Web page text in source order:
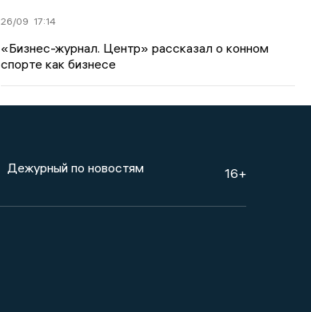
26/09 17:14
«Бизнес-журнал. Центр» рассказал о конном
спорте как бизнесе
Дежурный по новостям 16+